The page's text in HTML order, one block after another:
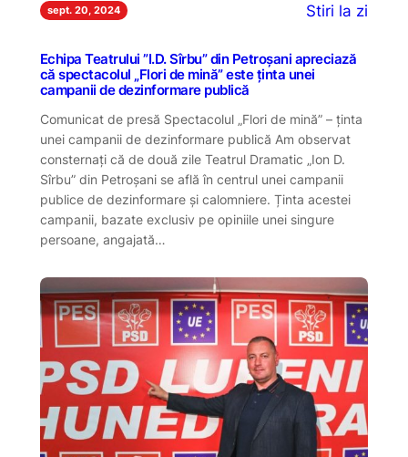
sept. 20, 2024 Stiri la zi
Echipa Teatrului ”I.D. Sîrbu” din Petroșani apreciază
că spectacolul „Flori de mină” este ținta unei
campanii de dezinformare publică
Comunicat de presă Spectacolul „Flori de mină” – ținta
unei campanii de dezinformare publică Am observat
consternați că de două zile Teatrul Dramatic „Ion D.
Sîrbu” din Petroșani se află în centrul unei campanii
publice de dezinformare și calomniere. Ținta acestei
campanii, bazate exclusiv pe opiniile unei singure
persoane, angajată…